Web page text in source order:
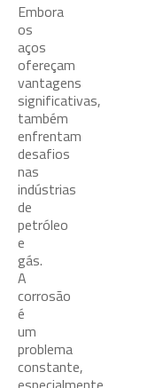
Embora
os
aços
ofereçam
vantagens
significativas,
também
enfrentam
desafios
nas
indústrias
de
petróleo
e
gás.
A
corrosão
é
um
problema
constante,